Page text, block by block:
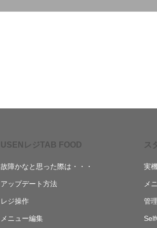
USENレジTAB FOOD
故障かなと思った際は・・・
アップデート方法
レジ操作
メニュー編集
ス
実
メ
管